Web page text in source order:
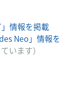
情報を掲載
Neo」情報
います）